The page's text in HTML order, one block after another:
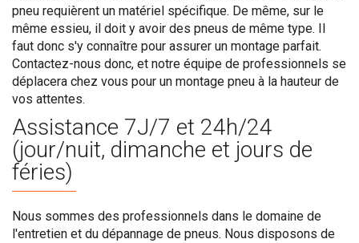
pneu requièrent un matériel spécifique. De même, sur le
même essieu, il doit y avoir des pneus de même type. Il
faut donc s'y connaître pour assurer un montage parfait.
Contactez-nous donc, et notre équipe de professionnels se
déplacera chez vous pour un montage pneu à la hauteur de
vos attentes.
Assistance 7J/7 et 24h/24
(jour/nuit, dimanche et jours de
féries)
Nous sommes des professionnels dans le domaine de
l'entretien et du dépannage de pneus. Nous disposons de